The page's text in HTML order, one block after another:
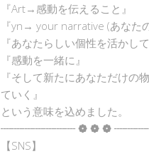
『Art→感動を伝えること』
『yn→ your narrative (あなた
『あなたらしい個性を活かし
『感動を一緒に』
『そして新たにあなただけの
ていく』
という意味を込めました。
┈┈┈┈┈┈┈ ❁ ❁ ❁
【SNS】